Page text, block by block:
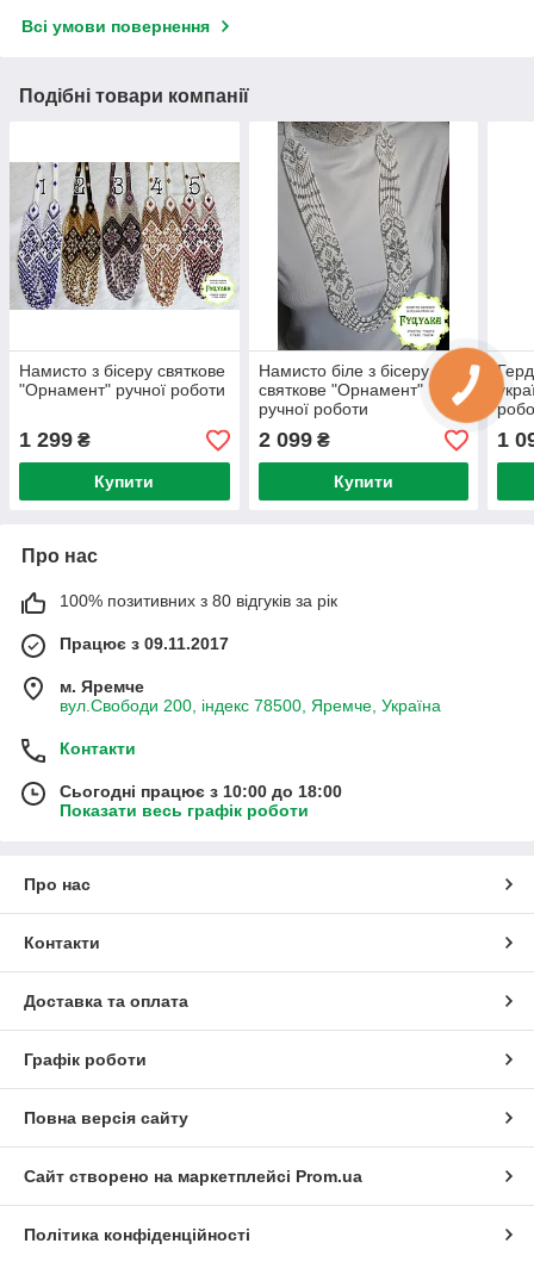
Всі умови повернення
Подібні товари компанії
Намисто з бісеру святкове
"Орнамент" ручної роботи
1 299 ₴
Купити
Намисто біле з бісеру
святкове "Орнамент"
ручної роботи
2 099₴
Купити
1
Про нас
100% позитивних з 80 відгуків за рік
Працює з 09.11.2017
м. Яремче
вул.Свободи 200, індекс 78500, Яремче, Україна
Контакти
Сьогодні працює з 10:00 до 18:00
Показати весь графік роботи
Про нас
Контакти
Доставка та оплата
Графік роботи
Повна версія сайту
Сайт створено на маркетплейсі Prom.ua
Політика конфіденційності